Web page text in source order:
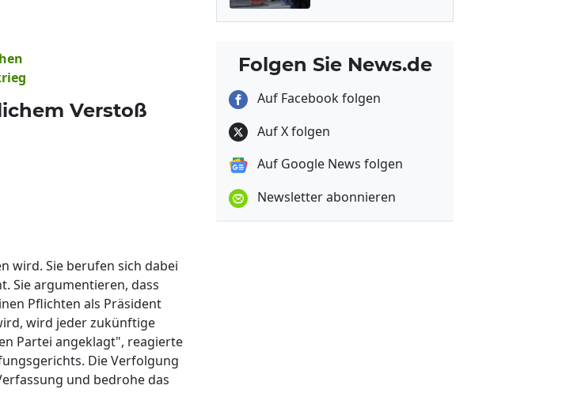
Verstoß
wird. Sie berufen sich dabei
Sie argumentieren, dass
Pflichten als Präsident
wird jeder zukünftige
Partei angeklagt", reagierte
Die Verfolgung
und bedrohe das
Folgen Sie News.de
Auf Facebook folgen
Auf X folgen
Auf Google News folgen
Newsletter abonnieren